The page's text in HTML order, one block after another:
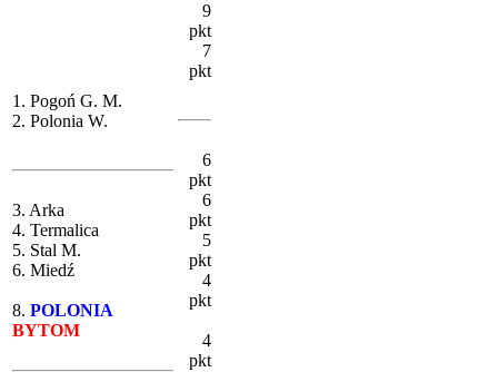
1. Pogoń G. M.
2. Polonia W.
3. Arka
4. Termalica
5. Stal M.
6. Miedź
8. POLONIA
BYTOM
9
pkt
7
pkt
6
pkt
6
pkt
5
pkt
4
pkt
4
pkt